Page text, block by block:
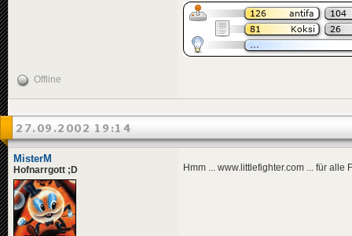
Offline
27.09.2002 19:14
MisterM
Hofnarrgott ;D Hmm ... www.littlefighter.com ... für alle